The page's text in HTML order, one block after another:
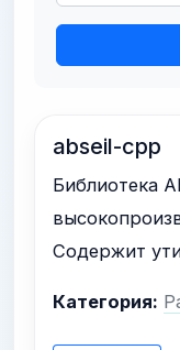
abseil-cpp
Библиотека
Содержит
Категория: